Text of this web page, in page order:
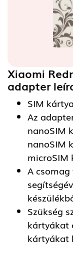
Xiaomi
adapter
SIM
Az
nanoSIM
nanoSIM
microSIM
A
Szükség
kártyákat
kártyákat